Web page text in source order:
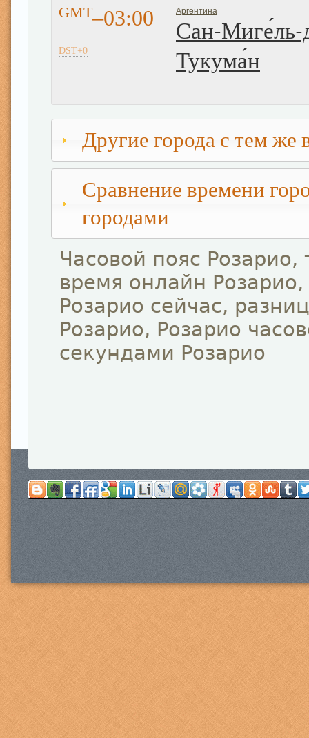
GMT–03:00
DST+0
Аргентина
Сан-Миге́ль-
Тукума́н
Другие города с тем же
Сравнение времени
городами
Часовой пояс
время онлайн Розарио,
Розарио сейчас,
Розарио, Розарио
секундами Розарио